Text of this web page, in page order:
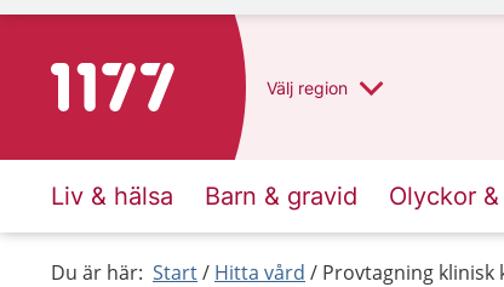
Till startsidan för 1177 Välj region
Liv & hälsa Barn & gravid Olyckor
Du är här: Start Hitta vård Provtagning klinisk